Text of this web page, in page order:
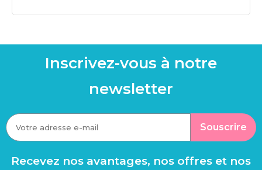
Inscrivez-vous à notre
newsletter
Souscrire
Recevez nos avantages, nos offres et nos